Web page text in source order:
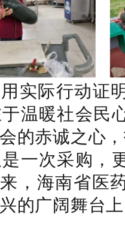
实际行动证
温暖社会民
的赤诚之心
一次采购，
，海南省医
的广阔舞台